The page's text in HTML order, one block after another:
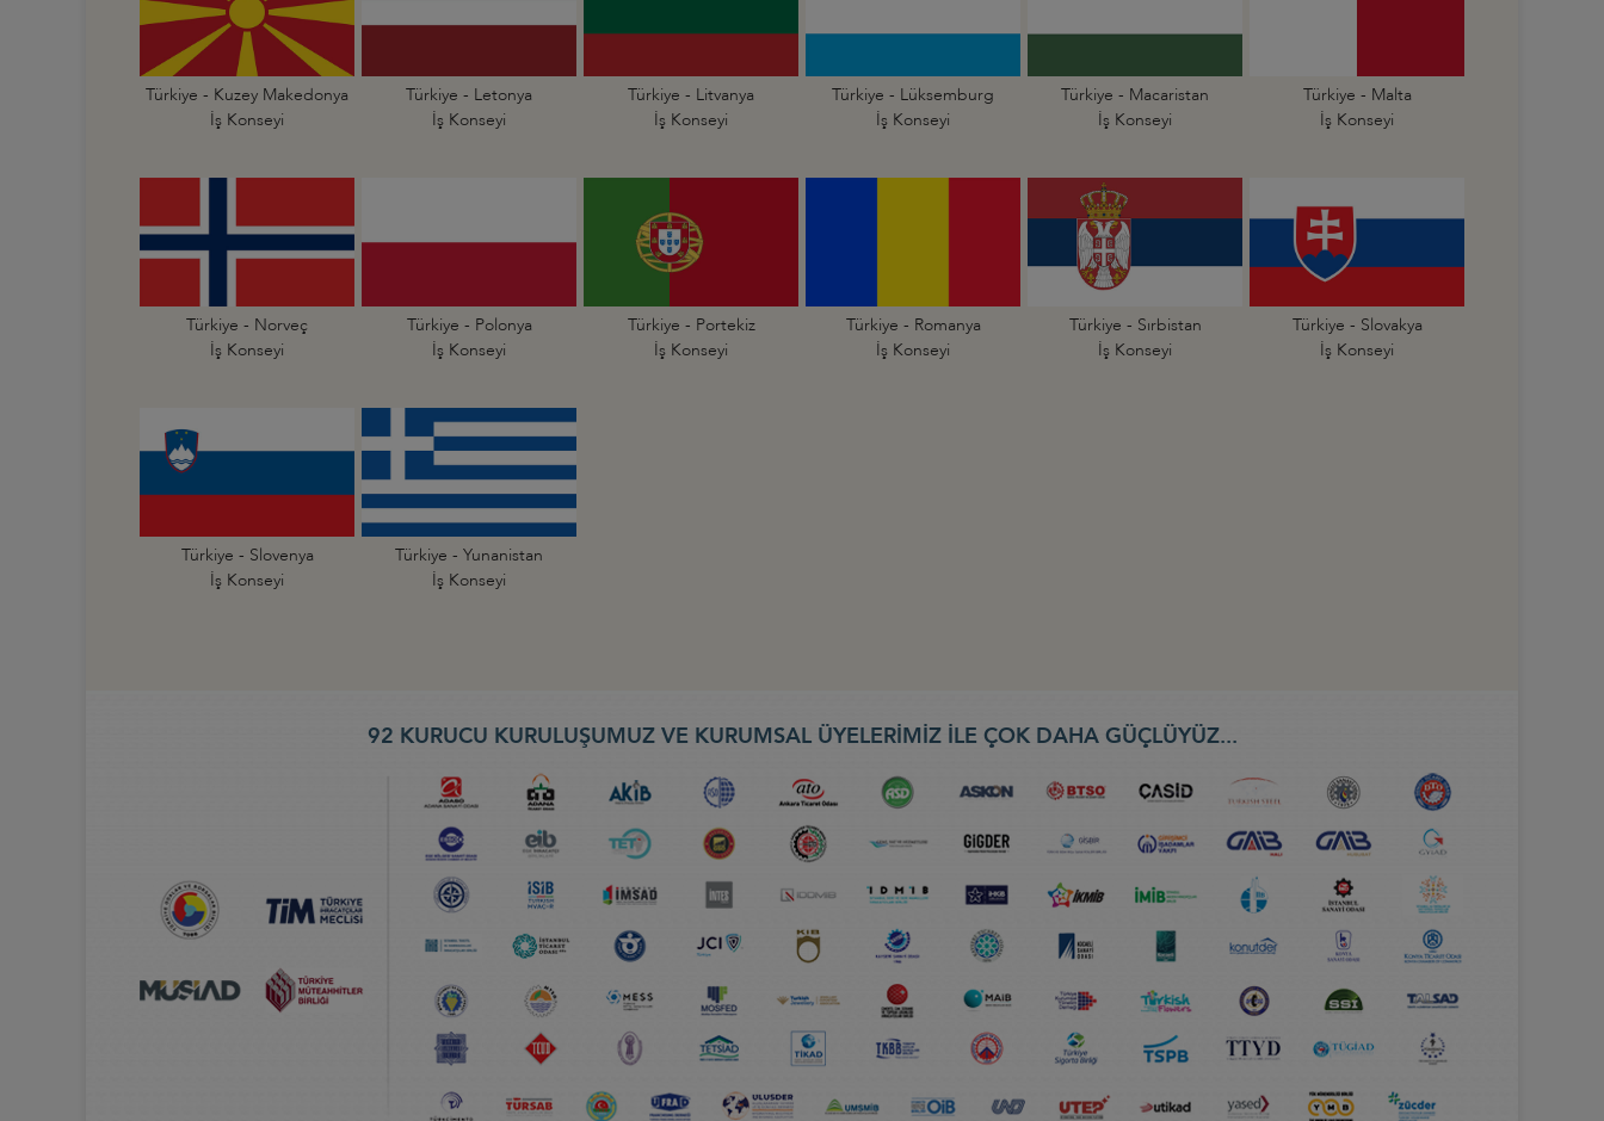
Türkiye - Kuzey Makedonya
İş Konseyi
Türkiye - Letonya
İş Konseyi
Türkiye - Litvanya
İş Konseyi
Türkiye - Lüksemburg
İş Konseyi
Türkiye - Macaristan
İş Konseyi
Türkiye - Malta
İş Konseyi
Türkiye - Norveç
İş Konseyi
Türkiye - Polonya
İş Konseyi
Türkiye - Portekiz
İş Konseyi
Türkiye - Romanya
İş Konseyi
Türkiye - Sırbistan
İş Konseyi
Türkiye - Slovakya
İş Konseyi
Türkiye - Slovenya
İş Konseyi
Türkiye - Yunanistan
İş Konseyi
92 KURUCU KURULUŞUMUZ VE KURUMSAL ÜYELERİMİZ İLE ÇOK DAHA GÜÇLÜYÜZ...